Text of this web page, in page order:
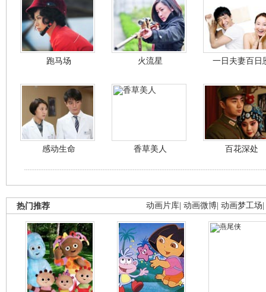
跑马场 火流星 一日夫妻百日
感动生命 香草美人 百花深处
动画片库 动画微博 动画梦工场
热门推荐